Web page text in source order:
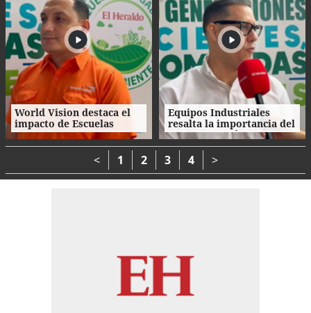
World Vision destaca el
impacto de Escuelas
Amigables con el
Ambiente en los niños
Equipos Industriales
resalta la importancia del
ahorro energético en la
niñez
< 1 2 3 4 >